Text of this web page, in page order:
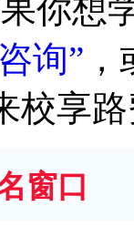
你想
询”
校享
窗口